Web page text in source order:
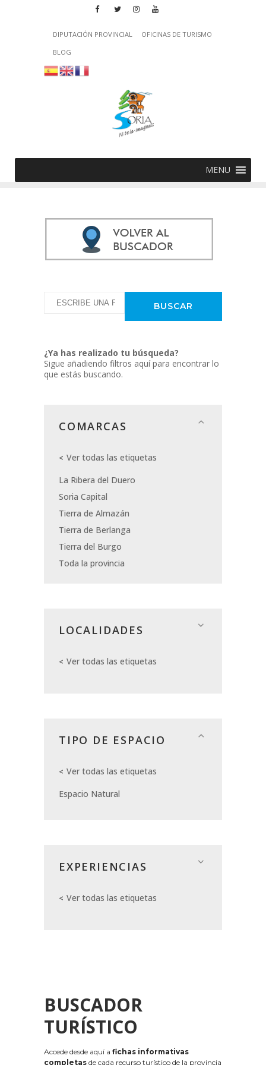
DIPUTACIÓN PROVINCIAL
OFICINAS DE TURISMO
BLOG
MENU
¿Ya has realizado tu búsqueda?
Sigue añadiendo filtros aquí para encontrar lo
que estás buscando.
COMARCAS
Ver todas las etiquetas
La Ribera del Duero
Soria Capital
Tierra de Almazán
Tierra de Berlanga
Tierra del Burgo
Toda la provincia
LOCALIDADES
Ver todas las etiquetas
TIPO DE ESPACIO
Ver todas las etiquetas
Espacio Natural
EXPERIENCIAS
Ver todas las etiquetas
BUSCADOR
TURÍSTICO
Accede desde aquí a fichas informativas
completas de cada recurso turístico de la provincia